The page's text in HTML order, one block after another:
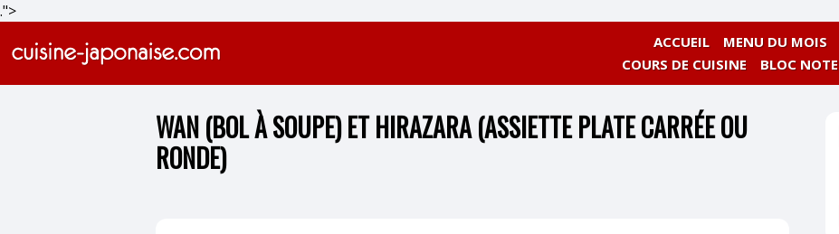
.">
MENU DU MOIS
ACCUEIL
BLOC NOTE
COURS DE CUISINE
WAN (BOL À SOUPE) ET HIRAZARA (ASSIETTE PLATE CARRÉE OU
RONDE)